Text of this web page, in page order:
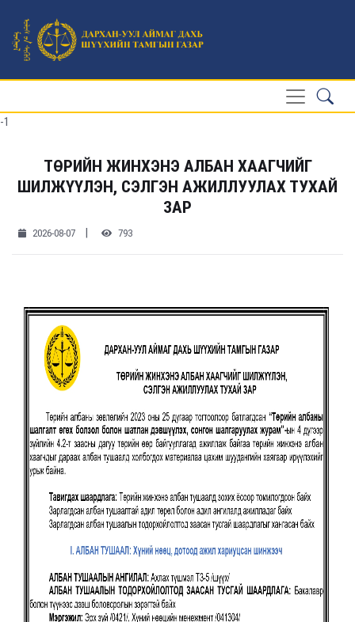
-1
ТӨРИЙН ЖИНХЭНЭ АЛБАН ХААГЧИЙГ
ШИЛЖҮҮЛЭН, СЭЛГЭН АЖИЛЛУУЛАХ ТУХАЙ
ЗАР
2026-08-07 | 793